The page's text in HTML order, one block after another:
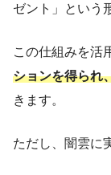
ゼント」という
この仕組みを活
ションを得られ
きます。
ただし、闇雲に